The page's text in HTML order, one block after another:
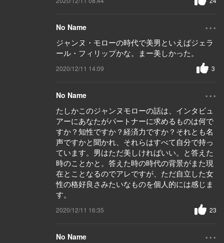
No Name ...
ジャンヌ・モローの時代で美男といえばジェラ
ール・フィリップかな。まー美しかった。
2020/12/11 14:09 3
No Name ...
たしかこのジャンヌモローの話は、インタビュ
アーにあなたがパートナーに求めるものは何で
すか？知性ですか？経済力ですか？それとも名
声ですかと聞かれ、それらはすべて自分で持っ
ています。男はただ美しければいい。と答えた
時のことかと。答えた時の時代の背景がまた現
在とことなるのでアレですが、ただ自立した女
性の格好良さみたいなものを個人的には感じま
す。
2020/12/11 16:35 23
No Name ...